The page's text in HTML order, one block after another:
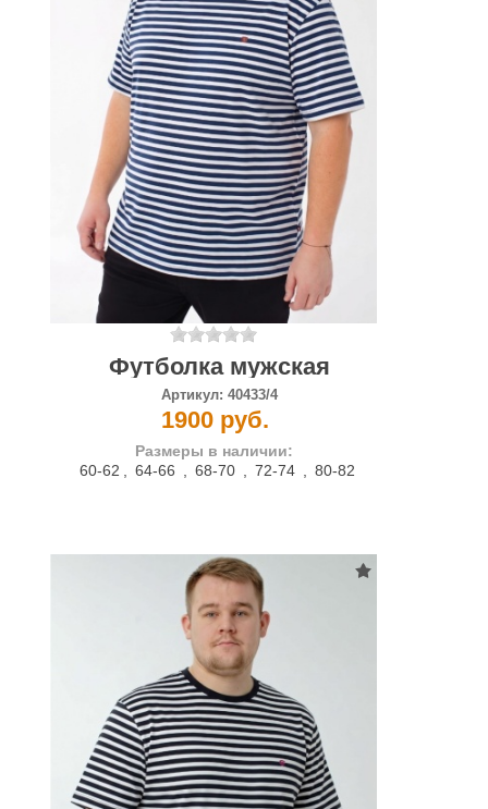
Футболка мужская
Артикул: 40433/4
1900 руб.
Размеры в наличии:
60-62 , 64-66 , 68-70 , 72-74 , 80-82